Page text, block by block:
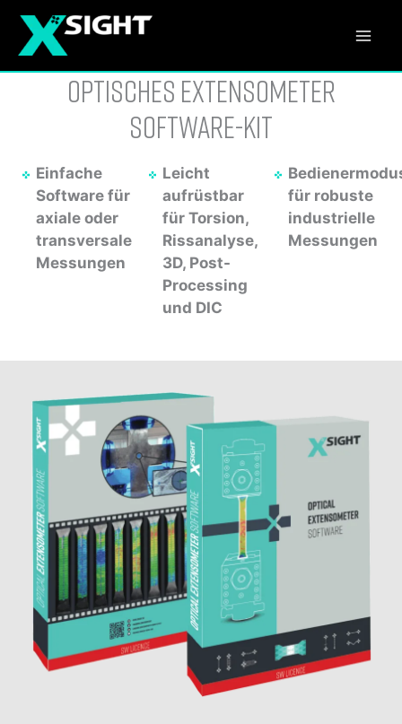
content
Optisches Extensometer
Software-Kit
Einfache
Software für
axiale oder
transversale
Messungen
Leicht
aufrüstbar
für Torsion,
Rissanalyse,
3D, Post-
Processing
und DIC
für robuste
industrielle
Messungen